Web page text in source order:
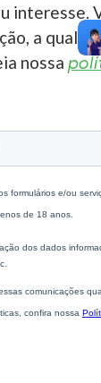
interesse.
a
nossa